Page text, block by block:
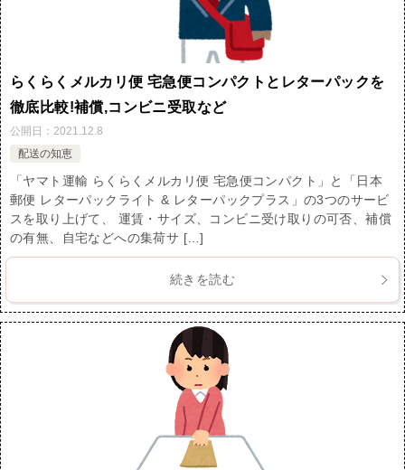
らくらくメルカリ便 宅急便コンパクトとレターパックを
徹底比較!補償,コンビニ受取など
公開日： 2021.12.8
配送の知恵
「ヤマト運輸 らくらくメルカリ便 宅急便コンパクト」と「日本
郵便 レターパックライト & レターパックプラス」の3つのサービ
スを取り上げて、 運賃・サイズ、コンビニ受け取りの可否、補償
の有無、自宅などへの集荷サ […]
続きを読む